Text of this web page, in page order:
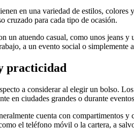
en una variedad de estilos,
cruzado para cada tipo de ocasión.
un atuendo casual, como unos jeans
a un evento social o simplemente
practicidad
a considerar al elegir un bolso.
en ciudades grandes o durante
cuenta con compartimentos
el teléfono móvil o la cartera, a